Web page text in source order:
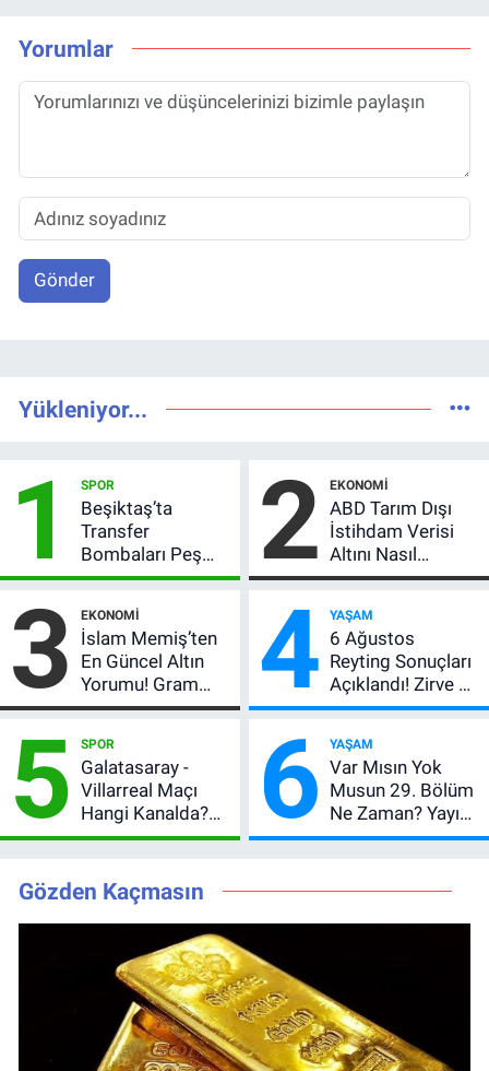
Yorumlar
Gönder
Yükleniyor...
1 SPOR
Beşiktaş’ta
Transfer
Bombaları Peş
Peşe! Adalı
Açıkladı, 5 Yıldız
Daha Listede
2 EKONOMI
ABD Tarım Dışı
İstihdam Verisi
Altını Nasıl
Etkiler? Çok Basit
3 EKONOMI
İslam Memiş’ten
En Güncel Altın
Yorumu! Gram
Altın İçin 6.350 TL
Beklentisi
Değişmedi
4 YAŞAM
6 Ağustos
Reyting Sonuçları
Açıklandı! Zirve El
Değiştirdi:
MasterChef'i
Geride Bıraktı
5 SPOR
Galatasaray -
Villarreal Maçı
Hangi Kanalda?
Hazırlık Maçı Ne
Kaçta, Nereden
İzlenir?
6 YAŞAM
Var Mısın Yok
Musun 29. Bölüm
Ne Zaman? Yayın
Günü Değişti, Yeni
Gözden Kaçmasın